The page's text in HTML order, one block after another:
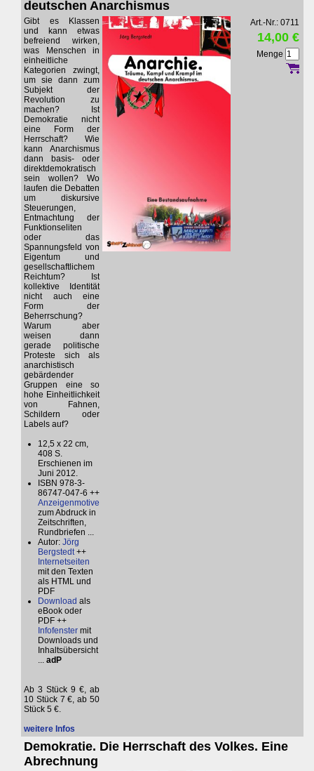
deutschen Anarchismus
Gibt es Klassen
und kann etwas
befreiend wirken,
was Menschen in
einheitliche
Kategorien zwingt,
um sie dann zum
Subjekt der
Revolution zu
machen? Ist
Demokratie nicht
eine Form der
Herrschaft? Wie
kann Anarchismus
dann basis- oder
direktdemokratisch
sein wollen? Wo
laufen die Debatten
um diskursive
Steuerungen,
Entmachtung der
Funktionseliten
oder das
Spannungsfeld von
Eigentum und
gesellschaftlichem
Reichtum? Ist
kollektive Identität
nicht auch eine
Form der
Beherrschung?
Warum aber
weisen dann
gerade politische
Proteste sich als
anarchistisch
gebärdender
Gruppen eine so
hohe Einheitlichkeit
von Fahnen,
Schildern oder
Labels auf?
12,5 x 22 cm,
408 S.
Erschienen im
Juni 2012.
ISBN 978-3-
86747-047-6 ++
Anzeigenmotive
zum Abdruck in
Zeitschriften,
Rundbriefen ...
Autor: Jörg
Bergstedt++
Internetseiten
mit den Texten
als HTML und
PDF
Download als
eBook oder
PDF ++
Infofenster mit
Downloads und
Inhaltsübersicht
... adP
Ab 3 Stück 9 €, ab
10 Stück 7 €, ab 50
Stück 5 €.
weitere Infos
Art.-Nr.: 0711
14,00 €
Menge
Demokratie. Die Herrschaft des Volkes. Eine
Abrechnung